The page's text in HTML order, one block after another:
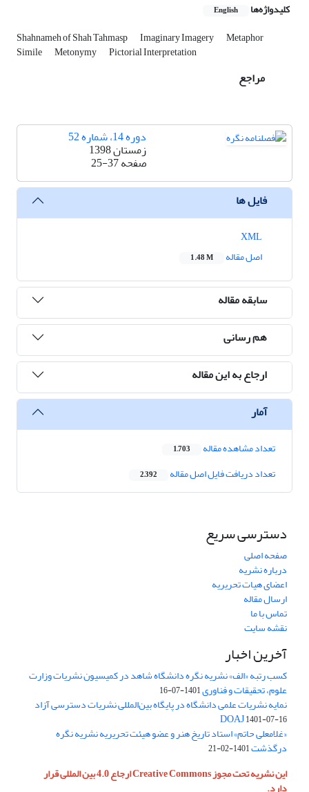
کلیدواژه‌ها English
Shahnameh of Shah Tahmasp Imaginary Imagery Metaphor
Simile Metonymy Pictorial Interpretation
مراجع
دوره 14، شماره 52
زمستان 1398
صفحه25-37
فایل ها
اصل مقاله
1.48 M
سابقه مقاله
هم رسانی
ارجاع به این مقاله
آمار
تعداد مشاهده مقاله 1,703
تعداد دریافت فایل اصل مقاله 2,392
دسترسی سریع
صفحه اصلی
درباره نشریه
اعضای هیات تحریریه
ارسال مقاله
تماس با ما
نقشه سایت
آخرین اخبار
کسب رتبه «الف» نشریه نگره دانشگاه شاهد در کمیسیون نشریات وزارت
علوم، تحقیقات و فناوری1401-07-16
نمایه نشریات علمی دانشگاه در پایگاه بین‌المللی نشریات دسترسی آزاد
DOAJ1401-07-16
«غلامعلی حاتم» استاد تاریخ هنر و عضو هیئت تحریریه نشریه نگره
درگذشت1401-02-21
این نشریه تحت مجوز Creative Commons ارجاع 4.0 بین المللی قرار